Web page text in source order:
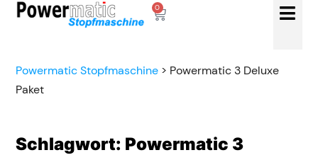
0
Powermatic Stopfmaschine > Powermatic 3 Deluxe
Paket
Schlagwort: Powermatic 3